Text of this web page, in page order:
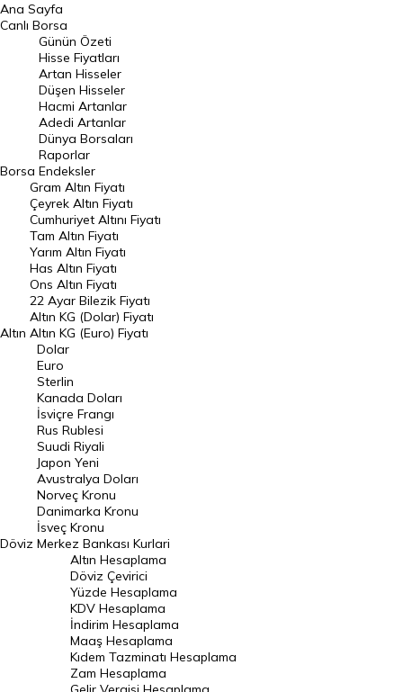
BIST 100 Hisseleri
En Çok Artan Hisseler
En Çok Düşen Hisseler
Hacmi Artanlar
Geçmiş Kapanışlar
Dünya Borsaları
Raporlar
Endeksler
DÖVİZ
Döviz Kuru
Dolar Kuru
Euro Kuru
Pound Kuru
Frank Kuru
Riyal Kuru
Avustralya Doları
Danimarka Kronu Kuru
Kanada Doları Kuru
Norveç Kronu Kuru
İsveç Kronu Kuru
Japon Yeni Kuru
Serbest Piyasa Döviz Kurları
Merkez Bankası Döviz Kurları
Ana Sayfa
Canlı Borsa
Borsa
Günün Özeti
Hisse Fiyatları
Artan Hisseler
Düşen Hisseler
Hacmi Artanlar
Adedi Artanlar
Dünya Borsaları
Raporlar
Endeksler
Altın
Gram Altın Fiyatı
Çeyrek Altın Fiyatı
Cumhuriyet Altını Fiyatı
Tam Altın Fiyatı
Yarım Altın Fiyatı
Has Altın Fiyatı
Ons Altın Fiyatı
22 Ayar Bilezik Fiyatı
Altın KG (Dolar) Fiyatı
Altın KG (Euro) Fiyatı
Döviz
Dolar
Euro
Sterlin
Kanada Doları
İsviçre Frangı
Rus Rublesi
Suudi Riyali
Japon Yeni
Avustralya Doları
Norveç Kronu
Danimarka Kronu
İsveç Kronu
Merkez Bankası Kurlari
Altın Hesaplama
Döviz Çevirici
Yüzde Hesaplama
KDV Hesaplama
İndirim Hesaplama
Maaş Hesaplama
Kıdem Tazminatı Hesaplama
Zam Hesaplama